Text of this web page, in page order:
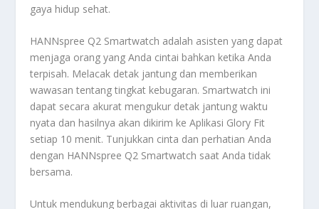
gaya hidup sehat.
HANNspree Q2 Smartwatch adalah asisten yang dapat
menjaga orang yang Anda cintai bahkan ketika Anda
terpisah. Melacak detak jantung dan memberikan
wawasan tentang tingkat kebugaran. Smartwatch ini
dapat secara akurat mengukur detak jantung waktu
nyata dan hasilnya akan dikirim ke Aplikasi Glory Fit
setiap 10 menit. Tunjukkan cinta dan perhatian Anda
dengan HANNspree Q2 Smartwatch saat Anda tidak
bersama.
Untuk mendukung berbagai aktivitas di luar ruangan,